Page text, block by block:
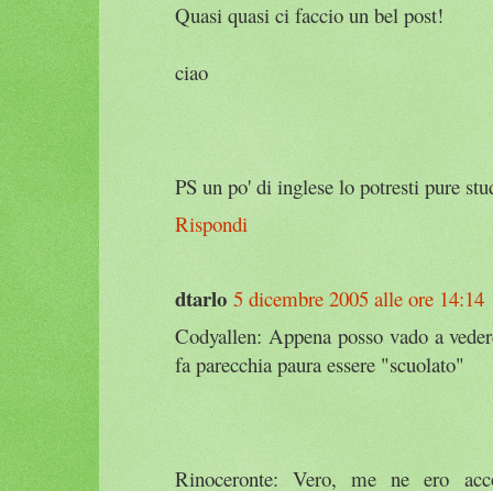
Quasi quasi ci faccio un bel post!
ciao
PS un po' di inglese lo potresti pure
Rispondi
dtarlo 5 dicembre 2005 alle ore 14:14
Codyallen: Appena posso vado a
fa parecchia paura essere "scuolato"
Rinoceronte: Vero, me ne ero